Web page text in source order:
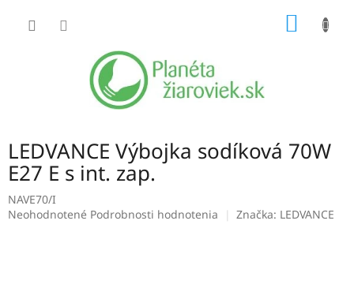
LEDVANCE Výbojka sodíková 70W
E27 E s int. zap.
NAVE70/I
Priemerné
Neohodnotené Podrobnosti hodnotenia Značka: LEDVANCE